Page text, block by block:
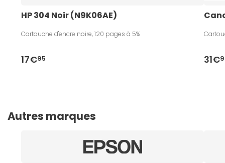
HP 304 Noir (N9K06AE)
Cartouche d'encre noire, 120 pages à 5%
17€95 31€
Autres marques